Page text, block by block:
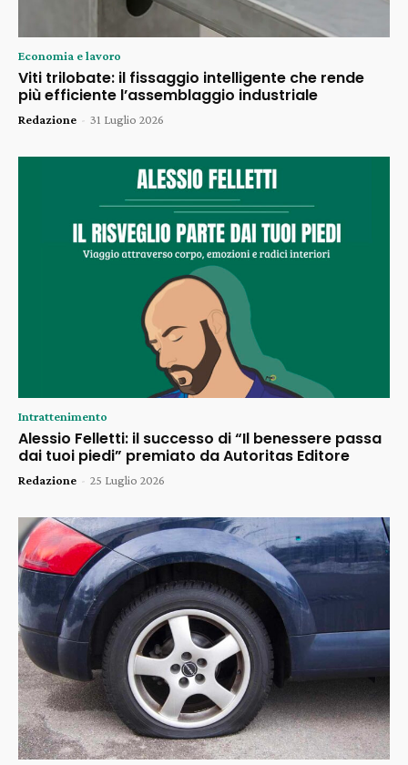
Economia e lavoro
Viti trilobate: il fissaggio intelligente che rende
più efficiente l’assemblaggio industriale
Redazione - 31 Luglio 2026
Intrattenimento
Alessio Felletti: il successo di “Il benessere passa
dai tuoi piedi” premiato da Autoritas Editore
Redazione - 25 Luglio 2026